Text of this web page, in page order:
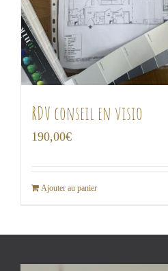
RDV conseil en visio
190,00€
Ajouter au panier